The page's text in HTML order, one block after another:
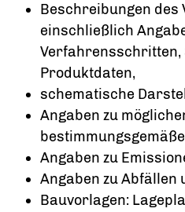
Beschreibungen des
einschließlich
Verfahrensschritten,
Produktdaten,
schematische
Angaben zu
Angaben zu
Angaben zu Abfällen
Bauvorlagen: